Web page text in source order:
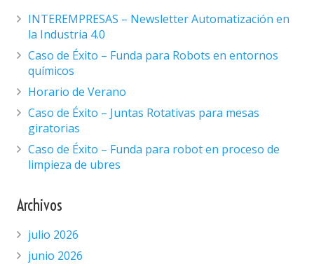
INTEREMPRESAS – Newsletter Automatización en
la Industria 4.0
Caso de Éxito – Funda para Robots en entornos
químicos
Horario de Verano
Caso de Éxito – Juntas Rotativas para mesas
giratorias
Caso de Éxito – Funda para robot en proceso de
limpieza de ubres
Archivos
julio 2026
junio 2026